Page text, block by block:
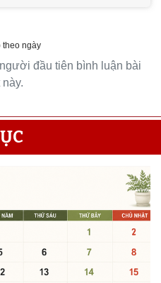
theo ngày
đầu tiên bình luận bài